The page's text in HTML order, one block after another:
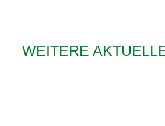
WEITERE